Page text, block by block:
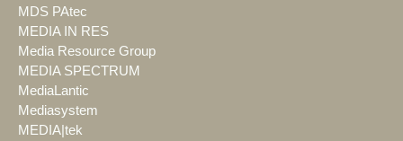
MDS PAtec
MEDIA IN RES
Media Resource Group
MEDIA SPECTRUM
MediaLantic
Mediasystem
MEDIA|tek